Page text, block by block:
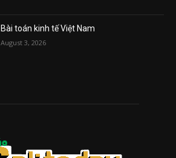
Bài toán kinh tế Việt Nam
August 3, 2026